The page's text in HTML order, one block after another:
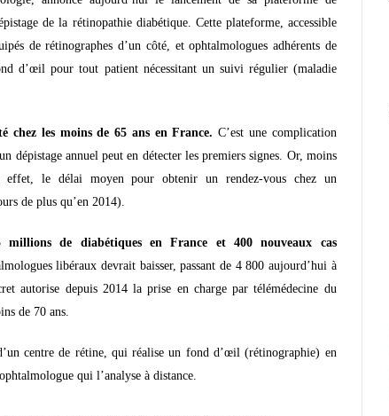
de la rétinopathie diabétique. Cette plateforme, accessible
de rétinographes d’un côté, et ophtalmologues adhérents de
d’œil pour tout patient nécessitant un suivi régulier (maladie
chez les moins de 65 ans en France. C’est une complication
dépistage annuel peut en détecter les premiers signes. Or, moins
effet, le délai moyen pour obtenir un rendez-vous chez un
de plus qu’en 2014).
millions de diabétiques en France et 400 nouveaux cas
libéraux devrait baisser, passant de 4 800 aujourd’hui à
autorise depuis 2014 la prise en charge par télémédecine du
de 70 ans.
centre de rétine, qui réalise un fond d’œil (rétinographie) en
qui l’analyse à distance.